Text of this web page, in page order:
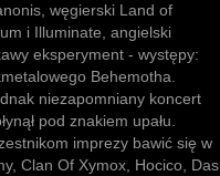
węgierski Land of
i Illuminate, angielski
eksperyment - występy:
Behemotha.
niezapomniany koncert
pod znakiem upału.
imprezy bawić się w
Clan Of Xymox, Hocico, Das